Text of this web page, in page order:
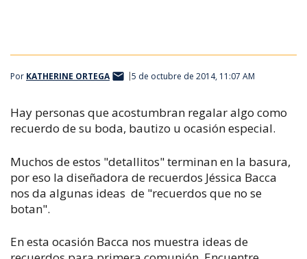
Por KATHERINE ORTEGA 5 de octubre de 2014, 11:07 AM
Hay personas que acostumbran regalar algo como
recuerdo de su boda, bautizo u ocasión especial.
Muchos de estos "detallitos" terminan en la basura,
por eso la diseñadora de recuerdos Jéssica Bacca
nos da algunas ideas de "recuerdos que no se
botan".
En esta ocasión Bacca nos muestra ideas de